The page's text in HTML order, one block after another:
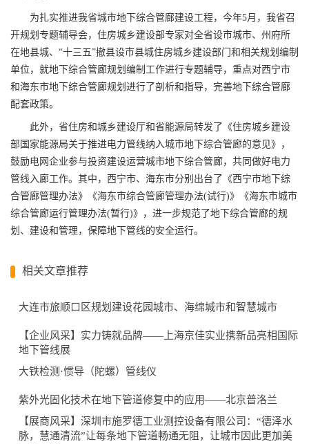
为扎实推进我省城市地下综合管廊建设工程，今年5月，我省召
开规划专题辅导会，住房城乡建设部专家对全省设市城市、州府所
在地县城、“十三五”撤县设市县城住房城乡建设部门和相关规划编制
单位，就地下综合管廊规划编制工作进行专题辅导，重点对西宁市
和海东市地下综合管廊规划进行了剖析和指导，完善地下综合管廊
配套政策。
此外，省住房和城乡建设厅和省能源局转发了《住房城乡建设
部国家能源局关于推进电力管线纳入城市地下综合管廊的意见》，
鼓励电网企业参与投资建设运营城市地下综合管廊，共同做好电力
管线入廊工作。其中，西宁市、海东市分别出台了《西宁市地下综
合管廊管理办法》《海东市综合管廊管理办法(试行)》《海东市城市
综合管廊运行管理办法(暂行)》，进一步规范了地下综合管廊的规
划、建设和管理，保障地下管线的安全运行。
相关文章推荐
大连市旅顺口区规划建设花园城市、海绵城市和智慧城市
【企业风采】实力铸就品牌——上海京佳实业携新品亮相国际
地下管线展
大铁检测·惯导（陀螺）管线仪
紫外光固化技术在地下管道修复中的应用——北京普洛兰
【展商风采】深圳市施罗德工业测控设备有限公司：“德泽水
脉，慧通清流”让每条地下管道畅通无阻，让城市因此更加美